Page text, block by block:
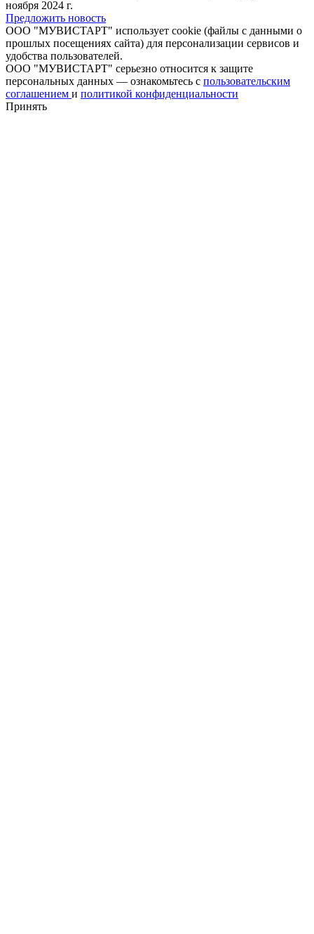
ноября 2024 г.
Предложить новость
ООО "МУВИСТАРТ" использует cookie (файлы с данными о
прошлых посещениях сайта) для персонализации сервисов и
удобства пользователей.
ООО "МУВИСТАРТ" серьезно относится к защите
персональных данных — ознакомьтесь с пользовательским
соглашением и политикой конфиденциальности
Принять